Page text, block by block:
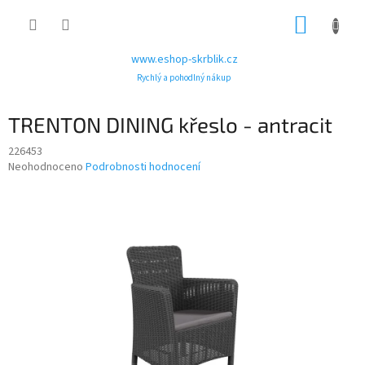
www.eshop-skrblik.cz
Rychlý a pohodlný nákup
TRENTON DINING křeslo - antracit
226453
Průměrné
Neohodnoceno Podrobnosti hodnocení